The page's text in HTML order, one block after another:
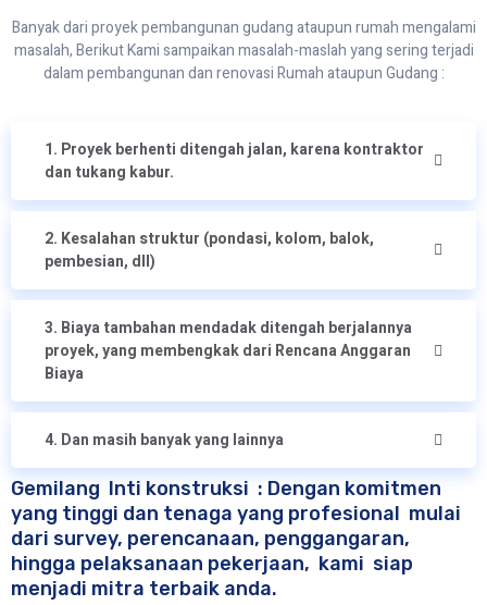
Banyak dari proyek pembangunan gudang ataupun rumah mengalami
masalah, Berikut Kami sampaikan masalah-maslah yang sering terjadi
dalam pembangunan dan renovasi Rumah ataupun Gudang :
1. Proyek berhenti ditengah jalan, karena kontraktor
dan tukang kabur.
2. Kesalahan struktur (pondasi, kolom, balok,
pembesian, dll)
3. Biaya tambahan mendadak ditengah berjalannya
proyek, yang membengkak dari Rencana Anggaran
Biaya
4. Dan masih banyak yang lainnya
Gemilang Inti konstruksi : Dengan komitmen
yang tinggi dan tenaga yang profesional mulai
dari survey, perencanaan, penggangaran,
hingga pelaksanaan pekerjaan, kami siap
menjadi mitra terbaik anda.